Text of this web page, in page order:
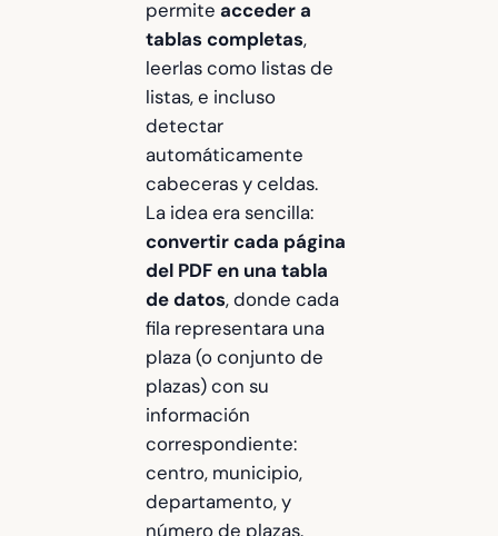
permite acceder a
tablas completas,
leerlas como listas de
listas, e incluso
detectar
automáticamente
cabeceras y celdas.
La idea era sencilla:
convertir cada página
del PDF en una tabla
de datos, donde cada
fila representara una
plaza (o conjunto de
plazas) con su
información
correspondiente:
centro, municipio,
departamento, y
número de plazas.